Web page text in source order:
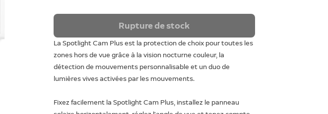
Rupture de stock
La Spotlight Cam Plus est la protection de choix pour toutes les
zones hors de vue grâce à la vision nocturne couleur, la
détection de mouvements personnalisable et un duo de
lumières vives activées par les mouvements.
Fixez facilement la Spotlight Cam Plus, installez le panneau